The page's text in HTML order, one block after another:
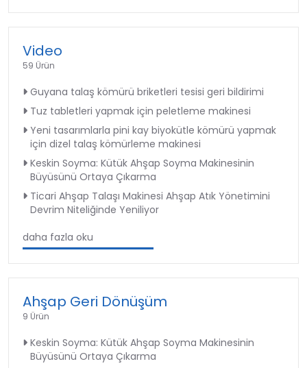
Video
59 Ürün
Guyana talaş kömürü briketleri tesisi geri bildirimi
Tuz tabletleri yapmak için peletleme makinesi
Yeni tasarımlarla pini kay biyokütle kömürü yapmak
için dizel talaş kömürleme makinesi
Keskin Soyma: Kütük Ahşap Soyma Makinesinin
Büyüsünü Ortaya Çıkarma
Ticari Ahşap Talaşı Makinesi Ahşap Atık Yönetimini
Devrim Niteliğinde Yeniliyor
daha fazla oku
Ahşap Geri Dönüşüm
9 Ürün
Keskin Soyma: Kütük Ahşap Soyma Makinesinin
Büyüsünü Ortaya Çıkarma